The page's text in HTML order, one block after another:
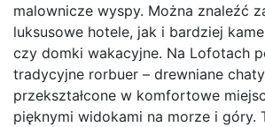
malownicze wyspy. Można znaleźć
luksusowe hotele, jak i bardziej
czy domki wakacyjne. Na Lofotach
tradycyjne rorbuer – drewniane
przekształcone w komfortowe
pięknymi widokami na morze i góry.